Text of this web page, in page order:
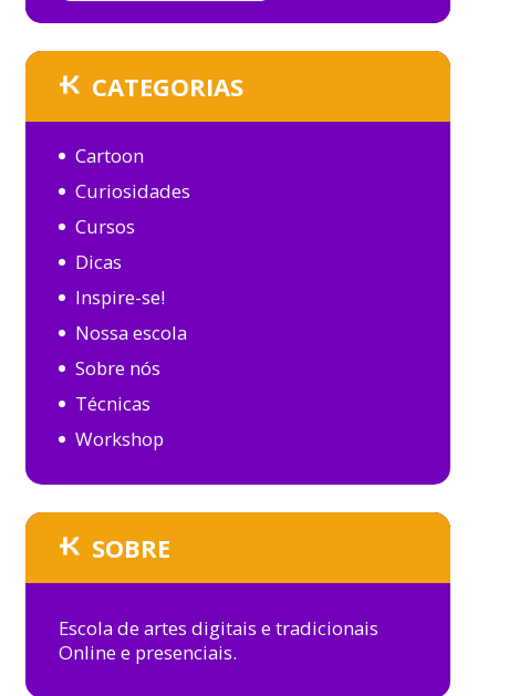
CATEGORIAS
Cartoon
Curiosidades
Cursos
Dicas
Inspire-se!
Nossa escola
Sobre nós
Técnicas
Workshop
SOBRE
Escola de artes digitais e tradicionais
Online e presenciais.